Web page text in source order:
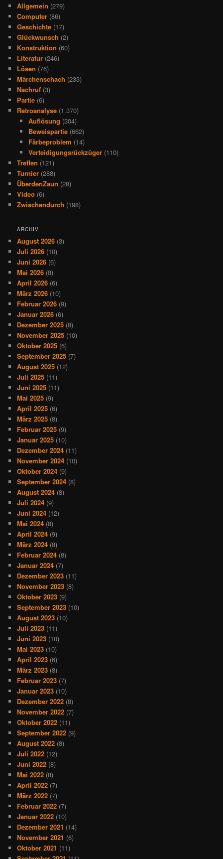
Allgemein (279)
Computer (86)
Geschichte (17)
Glückwunsch (2)
Konstruktion (60)
Literatur (246)
Lösen (76)
Märchenschach (233)
Nachruf (3)
Partie (6)
Retroanalyse (1.370)
Auflösung (304)
Beweispartie(662)
Färbeproblem (14)
Verteidigungsrückzüger(110)
Treffen (121)
Turnier (288)
ÜberdenZaun (28)
Video (6)
Zwischendurch (198)
ARCHIV
August 2026 (3)
Juli 2026 (10)
Juni 2026 (6)
Mai 2026 (8)
April 2026 (6)
März 2026 (10)
Februar 2026 (9)
Januar 2026 (6)
Dezember 2025 (8)
November 2025 (10)
Oktober 2025 (6)
September 2025 (7)
August 2025 (12)
Juli 2025 (11)
Juni 2025 (11)
Mai 2025 (9)
April 2025 (6)
März 2025 (8)
Februar 2025 (9)
Januar 2025 (10)
Dezember 2024 (11)
November 2024 (10)
Oktober 2024 (9)
September 2024 (8)
August 2024 (8)
Juli 2024 (9)
Juni 2024 (12)
Mai 2024 (8)
April 2024 (9)
März 2024 (8)
Februar 2024 (8)
Januar 2024 (7)
Dezember 2023 (11)
November 2023 (8)
Oktober 2023 (9)
September 2023 (10)
August 2023 (10)
Juli 2023 (11)
Juni 2023 (10)
Mai 2023 (10)
April 2023 (6)
März 2023 (8)
Februar 2023 (7)
Januar 2023 (10)
Dezember 2022 (8)
November 2022 (7)
Oktober 2022 (11)
September 2022 (9)
August 2022 (8)
Juli 2022 (12)
Juni 2022 (8)
Mai 2022 (8)
April 2022 (7)
März 2022 (7)
Februar 2022 (7)
Januar 2022 (10)
Dezember 2021 (14)
November 2021 (6)
Oktober 2021 (11)